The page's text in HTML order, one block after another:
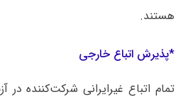
هستند.
*پذیرش اتباع خارجی
تمام اتباع غیرایرانی شرکت‌کننده در